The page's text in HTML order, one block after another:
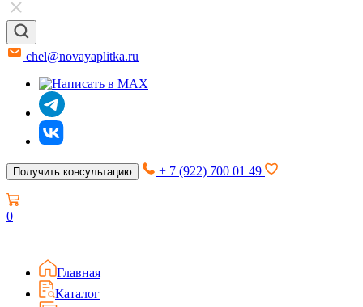
chel@novayaplitka.ru
Получить консультацию + 7 (922) 700 01 49
0
Главная
Каталог